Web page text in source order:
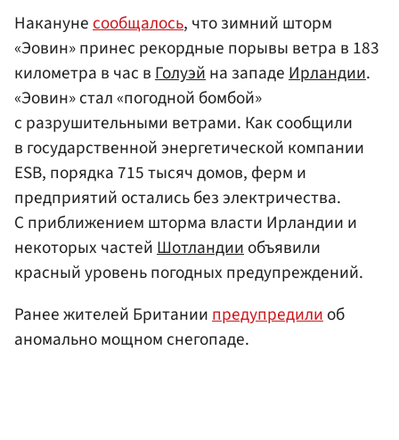
Наканунесообщалось, что зимний шторм
«Эовин» принес рекордные порывы ветра в 183
километра в час вГолуэйна западеИрландии.
«Эовин» стал «погодной бомбой»
с разрушительными ветрами. Как сообщили
в государственной энергетической компании
ESB, порядка 715 тысяч домов, ферм и
предприятий остались без электричества.
С приближением шторма власти Ирландии и
некоторых частейШотландииобъявили
красный уровень погодных предупреждений.
Ранее жителей Британиипредупредилиоб
аномально мощном снегопаде.